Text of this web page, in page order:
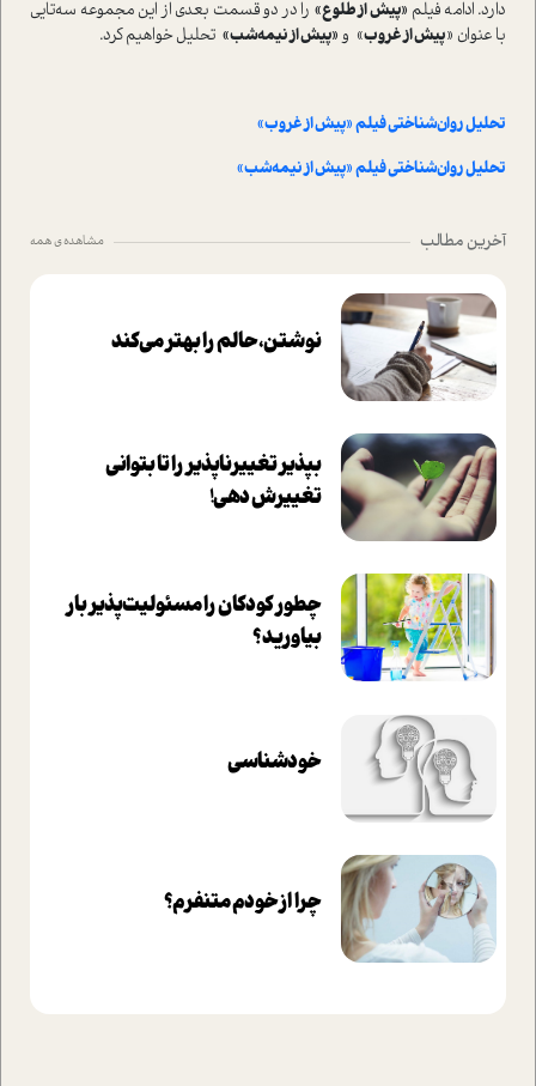
دارد. ادامه‌ فیلم «پیش از طلوع» را در دو قسمت بعدی از این مجموعه سه‌تایی
با عنوان «پیش از غروب» و«پیش از نیمه‌شب» تحلیل خواهیم کرد.
تحلیل روان‌شناختی فیلم «پیش از غروب»
تحلیل روان‌شناختی فیلم «پیش از نیمه‌شب»
آخرین مطالب مشاهده ی همه
نوشتن، حالم را بهتر می‌کند
بپذير تغييرناپذير را تا بتواني
تغييرش دهي!‏
چطور کودکان را مسئولیت‌پذیر بار
بیاورید؟
خودشناسی
چرا از خودم متنفرم؟